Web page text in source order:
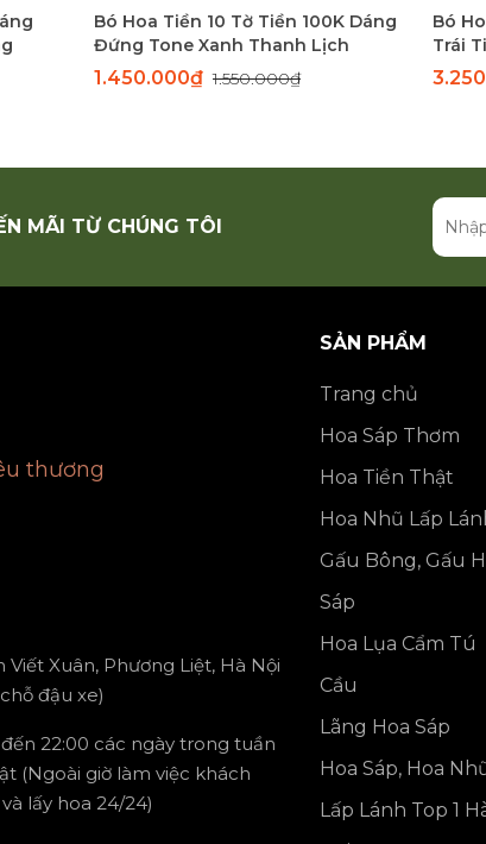
Bó Hoa Tiền 10 Tờ Tiền 100K Dáng
Đứng Tone Xanh Thanh Lịch
1.450.000₫1.550.000₫
Bó
Trái
Baby
MÃI TỪ CHÚNG TÔI
thương
Viết Xuân, Phương Liệt, Hà Nội
đậu xe)
đến 22:00 các ngày trong tuần
(Ngoài giờ làm việc khách
lấy hoa 24/24)
SẢN PHẨM
Trang chủ
Hoa Sáp Thơm
Hoa Tiền Thật
Hoa Nhũ Lấp
Gấu Bông, Gấu
Sáp
Hoa Lụa Cẩm Tú
Cầu
Lãng Hoa Sáp
Hoa Sáp, Hoa
Lấp Lánh Top 1